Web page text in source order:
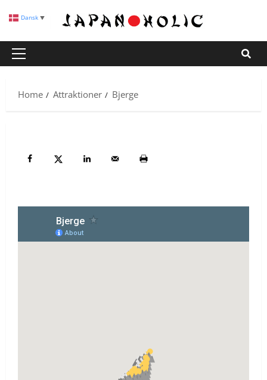
content
Primary
Home
Attraktioner Bjerge
Dansk ▼